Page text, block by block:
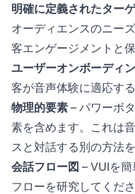
明確に定義されたター
オーディエンスのニー
客エンゲージメントと
ユーザーオンボーディ
客が音声体験に適応す
物理的要素 – パワーボ
素を含めます。これは
スと対話する別の方法
会話フロー図 – VUIを
フローを研究してくだ